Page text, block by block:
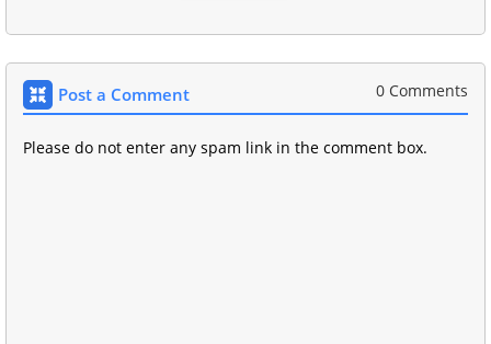
Post a Comment 0 Comments
Please do not enter any spam link in the comment box.